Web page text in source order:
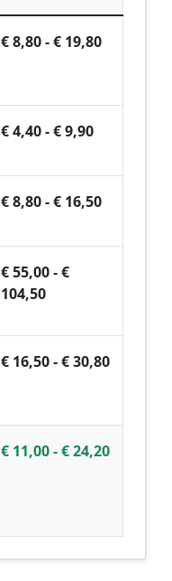
€ 8,80 - € 19,80
€ 4,40 - € 9,90
€ 8,80 - € 16,50
€ 55,00 - €
104,50
€ 16,50 - € 30,80
€ 11,00 - € 24,20